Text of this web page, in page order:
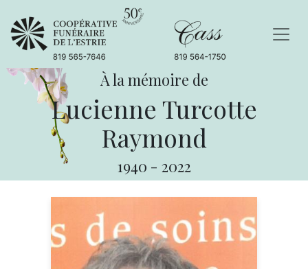
À la mémoire de
Lucienne Turcotte
Raymond
1940 - 2022